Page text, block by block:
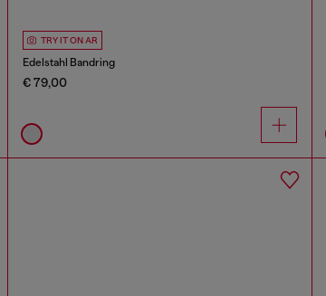
TRY IT ON AR
Edelstahl Bandring
€ 79,00